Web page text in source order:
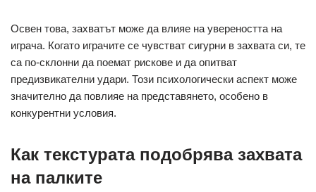
Освен това, захватът може да влияе на увереността на
играча. Когато играчите се чувстват сигурни в захвата си, те
са по-склонни да поемат рискове и да опитват
предизвикателни удари. Този психологически аспект може
значително да повлияе на представянето, особено в
конкурентни условия.
Как текстурата подобрява захвата
на палките